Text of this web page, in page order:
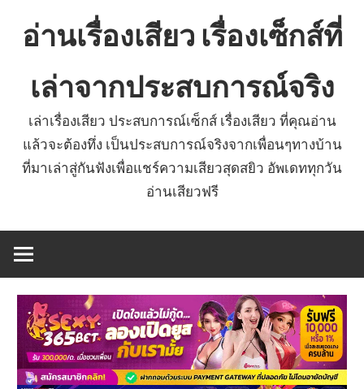
อ่านเรื่องเสียว เรื่องเซ็กส์ที่
เล่าจากประสบการณ์จริง
เล่าเรื่องเสียว ประสบการณ์เซ็กส์ เรื่องเสียว ที่คุณอ่าน
แล้วจะต้องทึ่ง เป็นประสบการณ์จริงจากเพื่อนๆทางบ้าน
ที่มาเล่าสู่กันฟังเพื่อแชร์ความเสียวสุดสยิว อัพเดททุกวัน
อ่านเสียวฟรี